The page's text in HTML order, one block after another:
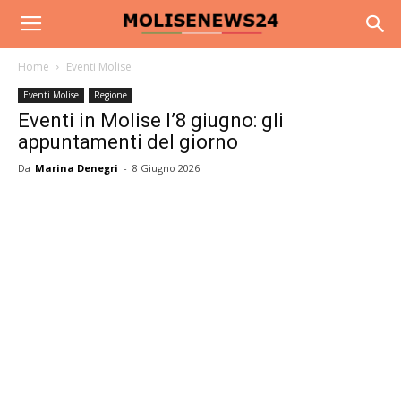
Home Eventi Molise
Eventi Molise Regione
Eventi in Molise l’8 giugno: gli
appuntamenti del giorno
Da Marina Denegri - 8 Giugno 2026